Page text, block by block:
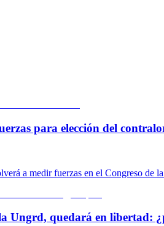
para elección del
a medir fuerzas en el Congreso de
Ungrd, quedará en libertad: